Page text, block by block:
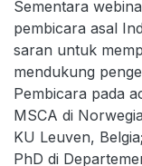
Sementara
pembicara asal
saran untuk
mendukung
Pembicara pada
MSCA di
KU Leuven,
PhD di